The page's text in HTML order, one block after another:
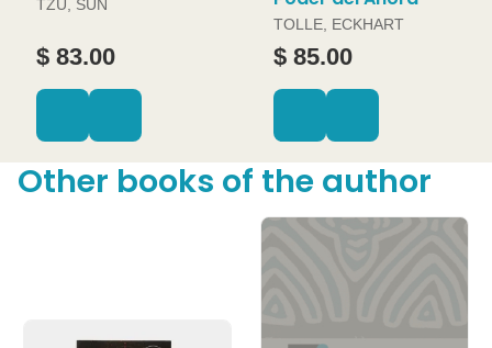
TZU, SUN
$ 83.00
TOLLE, ECKHART
$ 85.00
Other books of the author